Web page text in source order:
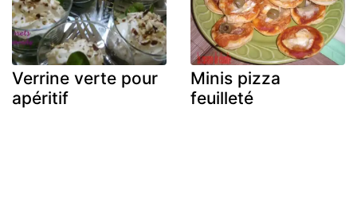
Verrine verte pour
apéritif
Minis pizza
feuilleté